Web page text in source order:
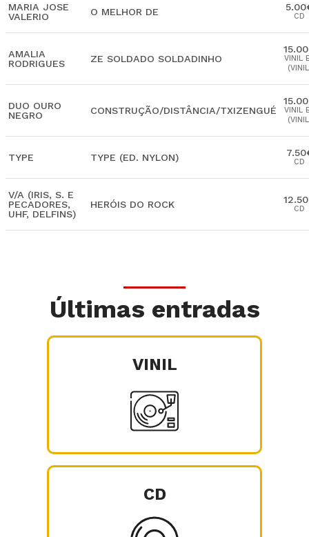
MARIA JOSE
VALERIO
O MELHOR DE CD
AMALIA
RODRIGUES
ZE SOLDADO SOLDADINHO
VINIL
DUO OURO
NEGRO
CONSTRUÇÃO/DISTÂNCIA/TXIZENGUÉ
VINIL
TYPE TYPE (ED. NYLON) CD
V/A (IRIS, S. E
PECADORES,
UHF, DELFINS)
HERÓIS DO ROCK CD
Últimas entradas
VINIL
CD